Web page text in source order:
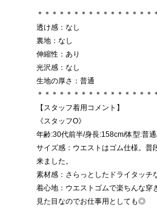
＊＊＊＊＊＊＊＊＊＊＊＊＊＊＊＊
透け感：なし
裏地：なし
伸縮性：あり
光沢感：なし
生地の厚さ：普通
＊＊＊＊＊＊＊＊＊＊＊＊＊＊＊＊
【スタッフ着用コメント】
《スタッフO》
年齢:30代前半/身長:158cm/体型:普
サイズ感：ウエストはゴム仕様。普
来ました。
素材感：さらっとしたドライタッチ
着心地：ウエストゴムで楽ちんな穿
見た目なのでお仕事用としても◎